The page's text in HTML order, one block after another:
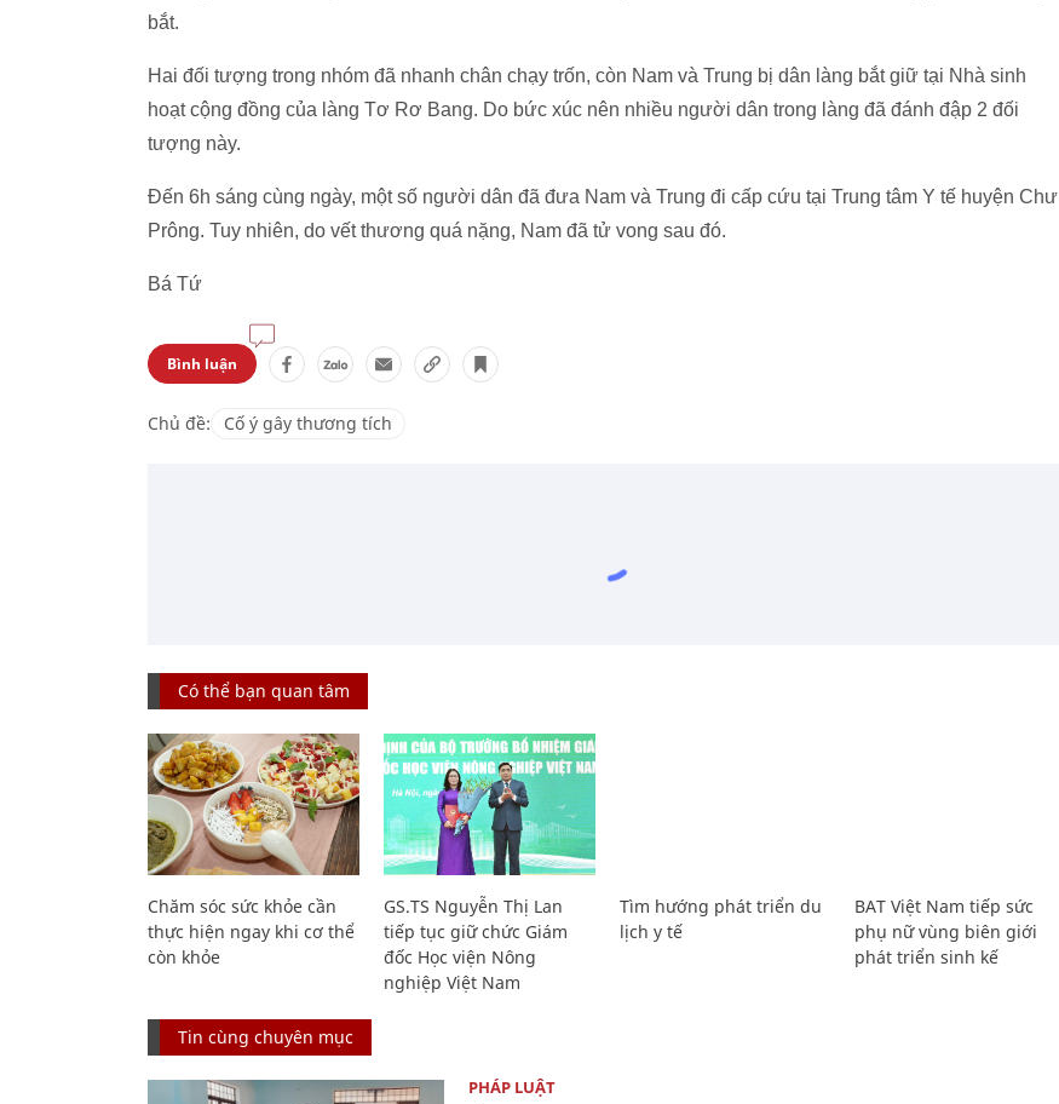
bắt.
Hai đối tượng trong nhóm đã nhanh chân chạy trốn, còn Nam và Trung bị dân làng bắt giữ tại Nhà sinh
hoạt cộng đồng của làng Tơ Rơ Bang. Do bức xúc nên nhiều người dân trong làng đã đánh đập 2 đối
tượng này.
Đến 6h sáng cùng ngày, một số người dân đã đưa Nam và Trung đi cấp cứu tại Trung tâm Y tế huyện Chư
Prông. Tuy nhiên, do vết thương quá nặng, Nam đã tử vong sau đó.
Bá Tứ
Bình luận
Chủ đề: Cố ý gây thương tích
Có thể bạn quan tâm
Chăm sóc sức khỏe cần
thực hiện ngay khi cơ thể
còn khỏe
GS.TS Nguyễn Thị Lan
tiếp tục giữ chức Giám
đốc Học viện Nông
nghiệp Việt Nam
Tìm hướng phát triển du
lịch y tế
BAT Việt Nam tiếp sức
phụ nữ vùng biên giới
phát triển sinh kế
Tin cùng chuyên mục
PHÁP LUẬT